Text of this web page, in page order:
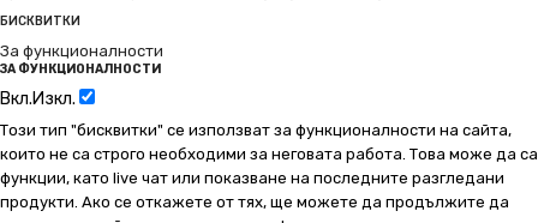
БИСКВИТКИ
За функционалности
ЗА ФУНКЦИОНАЛНОСТИ
Вкл.Изкл.
Този тип "бисквитки" се използват за функционалности на сайта,
които не са строго необходими за неговата работа. Това може да са
функции, като live чат или показване на последните разгледани
продукти. Ако се откажете от тях, ще можете да продължите да